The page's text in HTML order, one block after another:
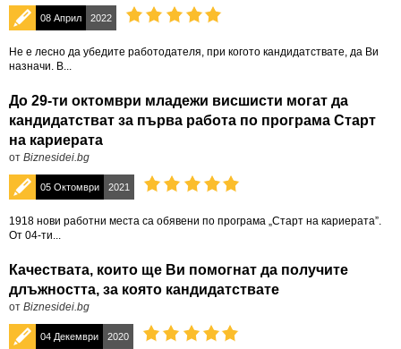
08 Април 2022
Не е лесно да убедите работодателя, при когото кандидатствате, да Ви
назначи. В...
До 29-ти октомври младежи висшисти могат да
кандидатстват за първа работа по програма Старт
на кариерата
от Biznesidei.bg
05 Октомври 2021
1918 нови работни места са обявени по програма „Старт на кариерата”.
От 04-ти...
Качествата, които ще Ви помогнат да получите
длъжността, за която кандидатствате
от Biznesidei.bg
04 Декември 2020